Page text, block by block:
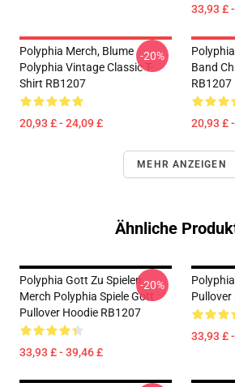
33,93 £
Polyphia Merch, Blume
Polyphia Vintage Classic T-
Shirt RB1207
20,93 £ - 24,09 £
-20%
Band
RB1207
20,93 £
MEHR ANZEIGEN
Ähnliche
Polyphia Gott Zu Spielen
Merch Polyphia Spiele Gott
Pullover Hoodie RB1207
33,93 £ - 39,46 £
-20%
Pullover
33,93 £